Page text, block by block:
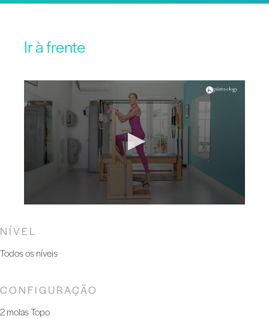
Ir à frente
NÍVEL
Todos os níveis
CONFIGURAÇÃO
2 molas Topo